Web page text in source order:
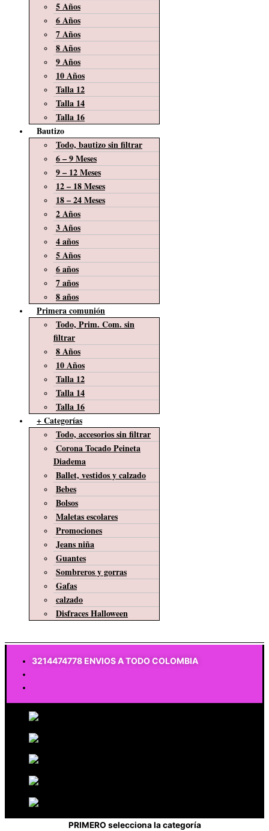
5 Años
6 Años
7 Años
8 Años
9 Años
10 Años
Talla 12
Talla 14
Talla 16
Bautizo
Todo, bautizo sin filtrar
6 – 9 Meses
9 – 12 Meses
12 – 18 Meses
18 – 24 Meses
2 Años
3 Años
4 años
5 Años
6 años
7 años
8 años
Primera comunión
Todo, Prim. Com. sin
filtrar
8 Años
10 Años
Talla 12
Talla 14
Talla 16
+ Categorías
Todo, accesorios sin filtrar
Corona Tocado Peineta
Diadema
Ballet, vestidos y calzado
Bebes
Bolsos
Maletas escolares
Promociones
Jeans niña
Guantes
Sombreros y gorras
Gafas
calzado
Disfraces Halloween
3214474778 ENVIOS A TODO COLOMBIA
PRIMERO selecciona la categoría